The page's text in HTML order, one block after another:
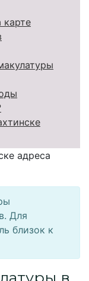
карте
Для
близок к
в